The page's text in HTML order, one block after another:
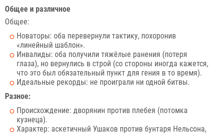
Общее и различное
Общее:
Новаторы: оба перевернули тактику, похоронив
«линейный шаблон».
Инвалиды: оба получили тяжёлые ранения (потеря
глаза), но вернулись в строй (со стороны иногда кажется,
что это был обязательный пункт для гения в то время).
Идеальные рекорды: не проиграли ни одной битвы.
Разное:
Происхождение: дворянин против плебея (потомка
кузнеца).
Характер: аскетичный Ушаков против бунтаря Нельсона,